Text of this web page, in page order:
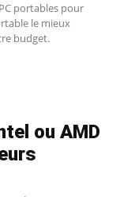
portables pour
le mieux
budget.
ou AMD